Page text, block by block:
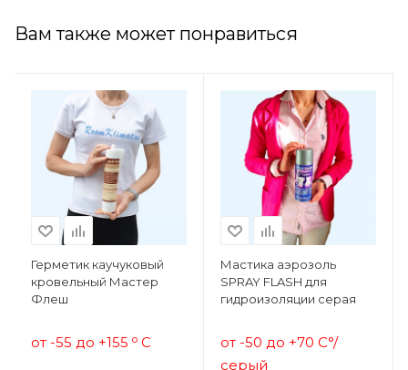
Вам также может понравиться
Герметик каучуковый
кровельный Мастер
Флеш
от -55 до +155о С
Мастика аэрозоль
SPRAY FLASH для
гидроизоляции серая
от -50 до +70 С°/
серый